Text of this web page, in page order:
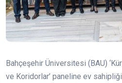
Bahçeşehir Üniversitesi (BAU)
ve Koridorlar’ paneline ev sahipliği